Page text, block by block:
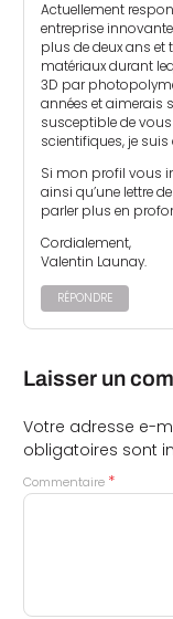
Actuellement
entreprise
plus de deux ans et
matériaux durant
3D par
années et aimerais
susceptible de
scientifiques, je
Si mon profil vous
ainsi qu’une lettre
parler plus en
Cordialement,
Valentin Launay.
RÉPONDRE
Laisser un
Votre adresse e-
obligatoires sont
Commentaire *